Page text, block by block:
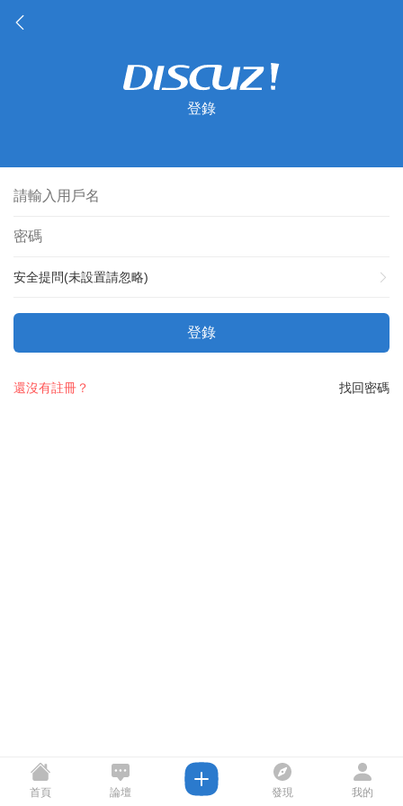
登錄
安全提問(未設置請忽略)
登錄
找回密碼
還沒有註冊？
首頁 論壇 發現 我的